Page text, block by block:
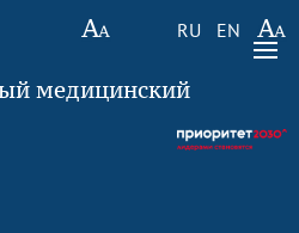
RU EN
медицинский